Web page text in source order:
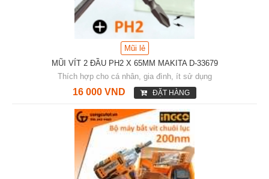
Mũi lẻ
MŨI VÍT 2 ĐẦU PH2 X 65MM MAKITA D-33679
Thích hợp cho cá nhân, gia đình, ít sử dụng
16 000 VND ĐẶT HÀNG